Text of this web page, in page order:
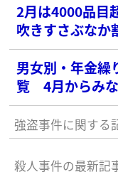
2月は4000品目
吹きすさぶなか
男女別・年金繰
覧 4月からみな
増える！
強盗事件に関する
殺人事件の最新記